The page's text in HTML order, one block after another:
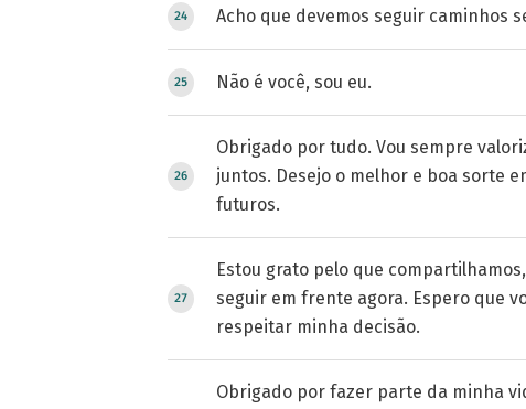
Acho que devemos seguir caminhos
Não é você, sou eu.
Obrigado por tudo. Vou sempre
juntos. Desejo o melhor e boa sorte
futuros.
Estou grato pelo que
seguir em frente agora. Espero que
respeitar minha decisão.
Obrigado por fazer parte da minha